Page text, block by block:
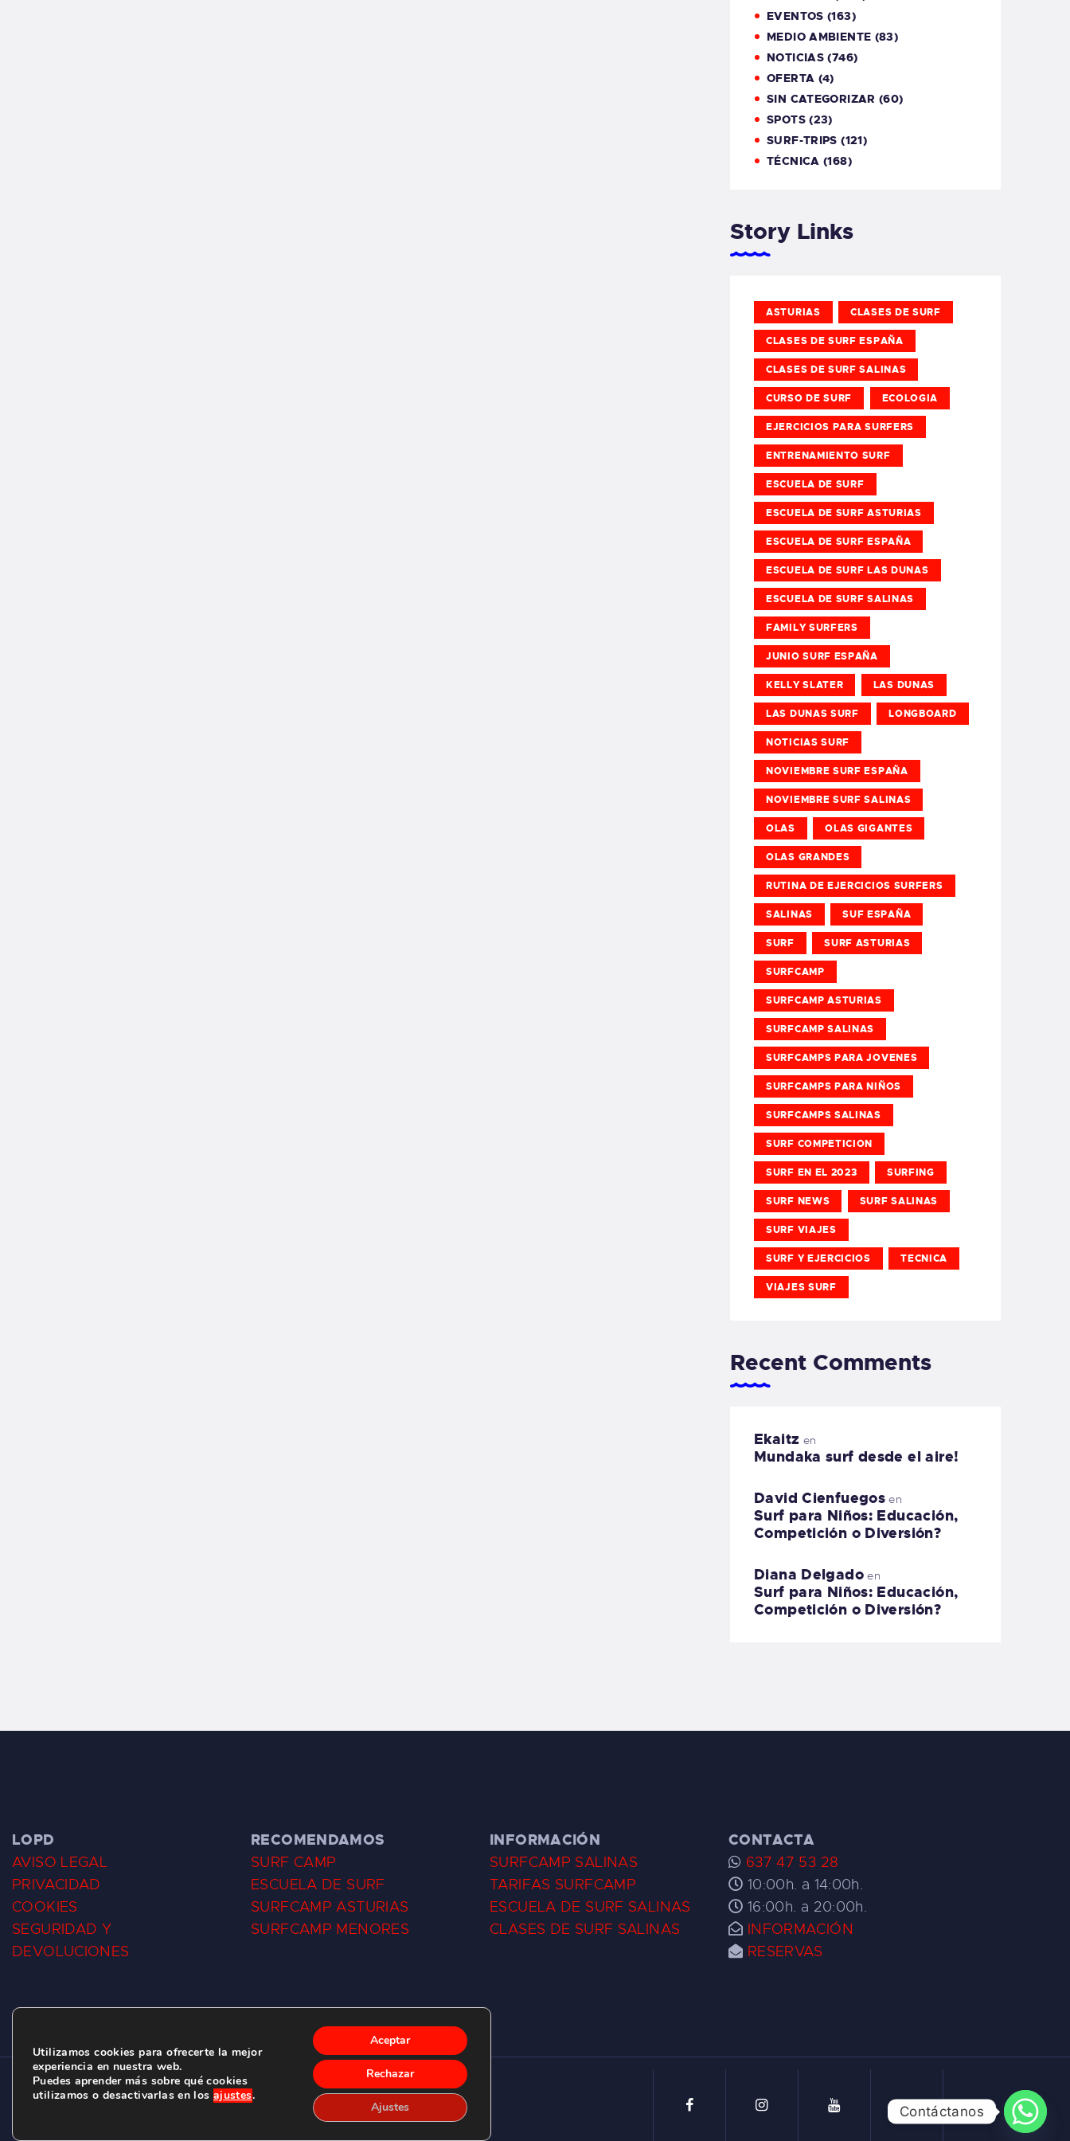
EVENTOS (163)
MEDIO AMBIENTE (83)
NOTICIAS (746)
OFERTA (4)
SIN CATEGORIZAR (60)
SPOTS(23)
SURF-TRIPS (121)
TÉCNICA (168)
Story Links
ASTURIAS CLASES DE SURF
CLASES DE SURF ESPAÑA
CLASES DE SURF SALINAS
CURSO DE SURF ECOLOGIA
EJERCICIOS PARA SURFERS
ENTRENAMIENTO SURF
ESCUELA DE SURF
ESCUELA DE SURF ASTURIAS
ESCUELA DE SURF ESPAÑA
ESCUELA DE SURF LAS DUNAS
ESCUELA DE SURF SALINAS
FAMILY SURFERS
JUNIO SURF ESPAÑA
KELLY SLATER LAS DUNAS
LAS DUNAS SURF LONGBOARD
NOTICIAS SURF
NOVIEMBRE SURF ESPAÑA
NOVIEMBRE SURF SALINAS
OLAS OLAS GIGANTES
OLAS GRANDES
RUTINA DE EJERCICIOS SURFERS
SALINAS SUF ESPAÑA
SURF SURF ASTURIAS
SURFCAMP
SURFCAMP ASTURIAS
SURFCAMP SALINAS
SURFCAMPS PARA JOVENES
SURFCAMPS PARA NIÑOS
SURFCAMPS SALINAS
SURF COMPETICION
SURF EN EL 2023 SURFING
SURF NEWS SURF SALINAS
SURF VIAJES
SURF Y EJERCICIOS TECNICA
VIAJES SURF
Recent Comments
Ekaitz en
Mundaka surf desde el aire!
David Cienfuegos en
Surf para Niños: Educación,
Competición o Diversión?
Diana Delgadoen
Surf para Niños: Educación,
Competición o Diversión?
LOPD
AVISO LEGAL
PRIVACIDAD
COOKIES
SEGURIDAD Y
DEVOLUCIONES
RECOMENDAMOS
SURF CAMP
ESCUELA DE SURF
SURFCAMP ASTURIAS
SURFCAMP MENORES
INFORMACIÓN
SURFCAMP SALINAS
TARIFAS SURFCAMP
ESCUELA DE SURF SALINAS
CLASES DE SURF SALINAS
CONTACTA
637 47 53 28
10:00h. a 14:00h.
16:00h. a 20:00h.
INFORMACIÓN
RESERVAS
CLUB DE SURF LAS DUNAS ©2026.
C/ BERNARDO ÁLVAREZ GALAN 1, SALINAS (ASTURIAS)
Utilizamos cookies para ofrecerte la mejor
experiencia en nuestra web.
Puedes aprender más sobre qué cookies
utilizamos o desactivarlas en los ajustes.
Aceptar
Rechazar
Ajustes Contáctanos